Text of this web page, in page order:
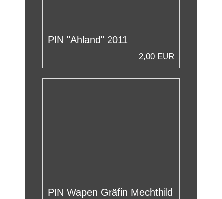
PIN "Ahland" 2011
2,00 EUR
PIN Wapen Gräfin Mechthild